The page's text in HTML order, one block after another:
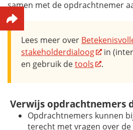
samen met de opdrachtnemer
Lees meer over
stakeholderdialoog
in
en gebruik detools .
Verwijs opdrachtnemers
Opdrachtnemers kunnen
terecht met vragen over de